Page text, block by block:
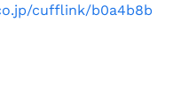
cufflink/b0a4b8b